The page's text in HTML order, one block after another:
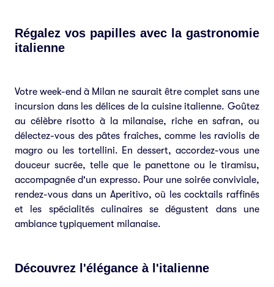
Régalez vos papilles avec la gastronomie
italienne
Votre week-end à Milan ne saurait être complet sans une
incursion dans les délices de la cuisine italienne. Goûtez
au célèbre risotto à la milanaise, riche en safran, ou
délectez-vous des pâtes fraîches, comme les raviolis de
magro ou les tortellini. En dessert, accordez-vous une
douceur sucrée, telle que le panettone ou le tiramisu,
accompagnée d'un expresso. Pour une soirée conviviale,
rendez-vous dans un Aperitivo, où les cocktails raffinés
et les spécialités culinaires se dégustent dans une
ambiance typiquement milanaise.
Découvrez l'élégance à l'italienne